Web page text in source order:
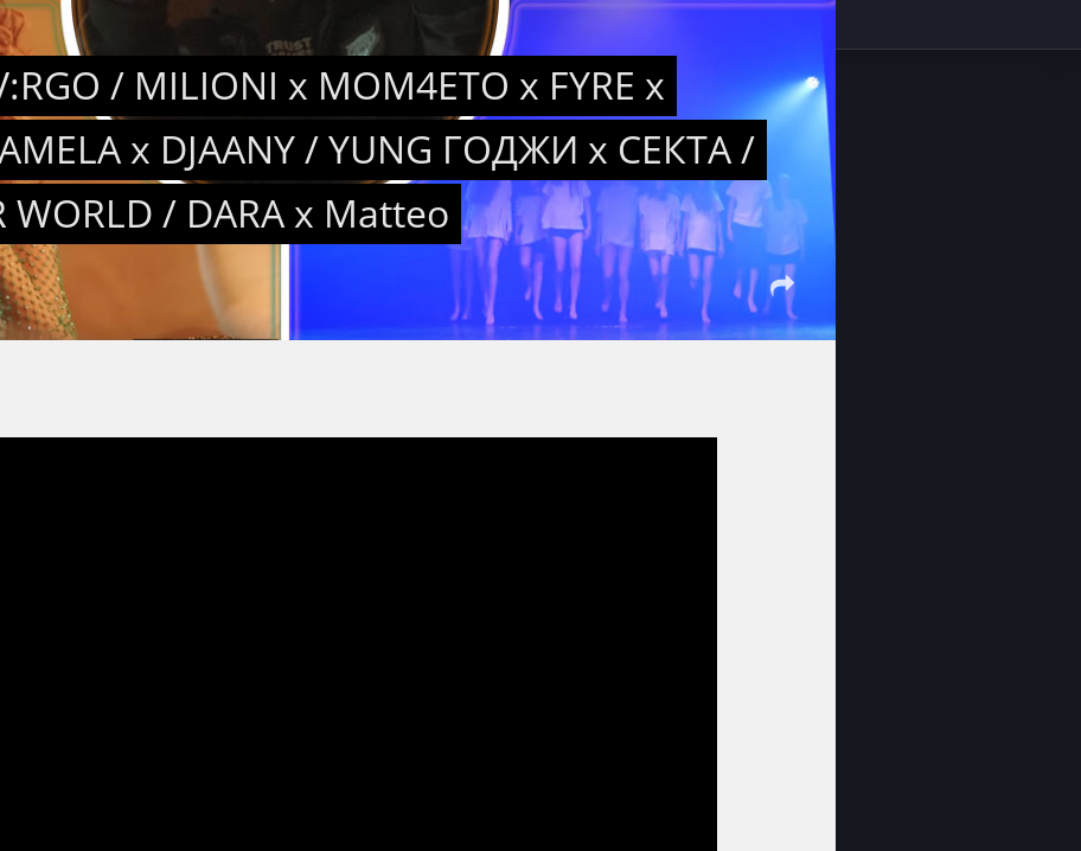
/ MILIONI x MOM4ETO x FYRE x
x DJAANY / YUNG ГОДЖИ x СЕКТА /
WORLD / DARA x Matteo